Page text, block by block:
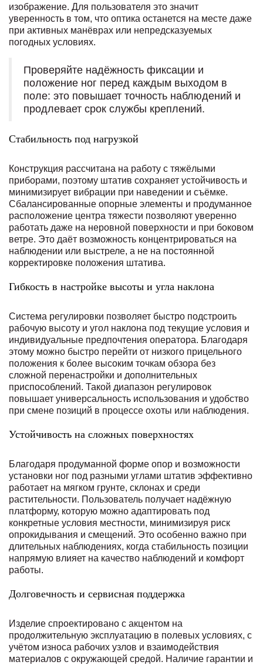
изображение. Для пользователя это значит
уверенность в том, что оптика останется на месте даже
при активных манёврах или непредсказуемых
погодных условиях.
Проверяйте надёжность фиксации и
положение ног перед каждым выходом в
поле: это повышает точность наблюдений и
продлевает срок службы креплений.
Стабильность под нагрузкой
Конструкция рассчитана на работу с тяжёлыми
приборами, поэтому штатив сохраняет устойчивость и
минимизирует вибрации при наведении и съёмке.
Сбалансированные опорные элементы и продуманное
расположение центра тяжести позволяют уверенно
работать даже на неровной поверхности и при боковом
ветре. Это даёт возможность концентрироваться на
наблюдении или выстреле, а не на постоянной
корректировке положения штатива.
Гибкость в настройке высоты и угла наклона
Система регулировки позволяет быстро подстроить
рабочую высоту и угол наклона под текущие условия и
индивидуальные предпочтения оператора. Благодаря
этому можно быстро перейти от низкого прицельного
положения к более высоким точкам обзора без
сложной перенастройки и дополнительных
приспособлений. Такой диапазон регулировок
повышает универсальность использования и удобство
при смене позиций в процессе охоты или наблюдения.
Устойчивость на сложных поверхностях
Благодаря продуманной форме опор и возможности
установки ног под разными углами штатив эффективно
работает на мягком грунте, склонах и среди
растительности. Пользователь получает надёжную
платформу, которую можно адаптировать под
конкретные условия местности, минимизируя риск
опрокидывания и смещений. Это особенно важно при
длительных наблюдениях, когда стабильность позиции
напрямую влияет на качество наблюдений и комфорт
работы.
Долговечность и сервисная поддержка
Изделие спроектировано с акцентом на
продолжительную эксплуатацию в полевых условиях, с
учётом износа рабочих узлов и взаимодействия
материалов с окружающей средой. Наличие гарантии и